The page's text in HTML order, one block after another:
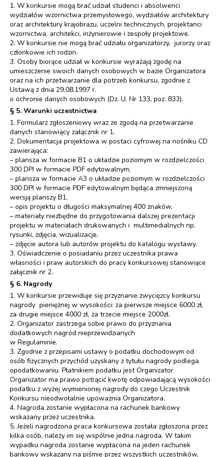
1. W konkursie mogą brać udział studenci i absolwenci
wydziałów wzornictwa przemysłowego, wydziałów architektury
oraz architektury krajobrazu, uczelni technicznych, projektanci
wzornictwa, architekci, inżynierowie i zespoły projektowe.
2. W konkursie nie mogą brać udziału organizatorzy, jurorzy oraz
członkowie ich rodzin.
3. Osoby biorące udział w konkursie wyrażają zgodę na
umieszczenie swoich danych osobowych w bazie Organizatora
oraz na ich przetwarzanie dla potrzeb konkursu, zgodnie z
Ustawą z dnia 29.08.1997 r.
o ochronie danych osobowych (Dz. U. Nr 133, poz. 833).
§ 5. Warunki uczestnictwa
1. Formularz zgłoszeniowy wraz ze zgodą na przetwarzanie
danych stanowiący załącznik nr 1.
2. Dokumentacja projektowa w postaci cyfrowej na nośniku CD
zawierająca:
– plansza w formacie B1 o układzie poziomym w rozdzielczości
300 DPI w formacie PDF edytowalnym,
– plansza w formacie A3 o układzie poziomym w rozdzielczości
300 DPI w formacie PDF edytowalnym będąca zmniejszoną
wersją planszy B1,
– opis projektu o długości maksymalnej 400 znaków,
– materiały niezbędne do przygotowania dalszej prezentacji
projektu w materiałach drukowanych i multimedialnych np.
rysunki, zdjęcia, wizualizacje,
– zdjęcie autora lub autorów projektu do katalogu wystawy.
3. Oświadczenie o posiadaniu przez uczestnika prawa
własności i praw autorskich do pracy konkursowej stanowiące
załącznik nr 2.
§ 6. Nagrody
1. W konkursie przewiduje się przyznanie zwycięzcy konkursu
nagrody pieniężnej w wysokości: za pierwsze miejsce 6000 zł,
za drugie miejsce 4000 zł, za trzecie miejsce 2000zł.
2. Organizator zastrzega sobie prawo do przyznania
dodatkowych nagród nieprzewidzianych
w Regulaminie.
3. Zgodnie z przepisami ustawy o podatku dochodowym od
osób fizycznych przychód uzyskany z tytułu nagrody podlega
opodatkowaniu. Płatnikiem podatku jest Organizator.
Organizator ma prawo potrącić kwotę odpowiadającą wysokości
podatku z wyżej wymienionej nagrody do czego Uczestnik
Konkursu nieodwołalnie upoważnia Organizatora.
4. Nagroda zostanie wypłacona na rachunek bankowy
wskazany przez uczestnika.
5. Jeżeli nagrodzona praca konkursowa została zgłoszona przez
kilka osób, należy im się wspólnie jedna nagroda. W takim
wypadku nagroda zostanie wypłacona na jeden rachunek
bankowy wskazany na piśmie przez wszystkich uczestników,